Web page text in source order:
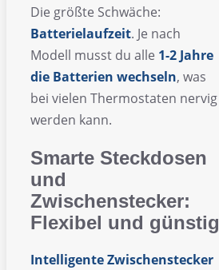
Die größte Schwäche:
Batterielaufzeit. Je nach
Modell musst du alle 1-2 Jahre
die Batterien wechseln, was
bei vielen Thermostaten nervig
werden kann.
Smarte Steckdosen
und
Zwischenstecker:
Flexibel und günstig
Intelligente Zwischenstecker